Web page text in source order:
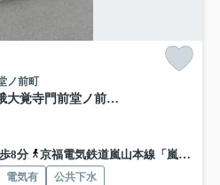
ノ前町
JR嵯峨嵐山駅徒歩6分｜嵯峨大覚寺門前堂ノ前町 中古戸建 4LDK
8分
京福電気鉄道嵐山本線「嵐電嵯峨」駅 徒歩12分
電気有 公共下水